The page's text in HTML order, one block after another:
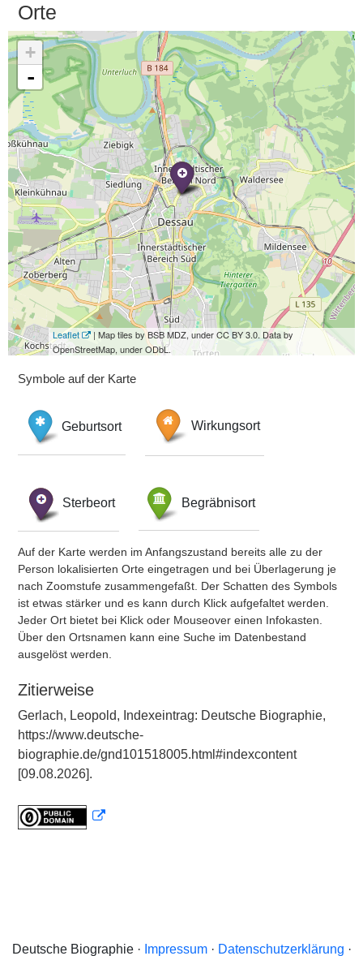
Orte
+
-
Leaflet
| Map tiles by BSB MDZ, under CC BY 3.0. Data by
OpenStreetMap, under ODbL.
Symbole auf der Karte
Geburtsort Wirkungsort
Sterbeort Begräbnisort
Auf der Karte werden im Anfangszustand bereits alle zu der
Person lokalisierten Orte eingetragen und bei Überlagerung je
nach Zoomstufe zusammengefaßt. Der Schatten des Symbols
ist etwas stärker und es kann durch Klick aufgefaltet werden.
Jeder Ort bietet bei Klick oder Mouseover einen Infokasten.
Über den Ortsnamen kann eine Suche im Datenbestand
ausgelöst werden.
Zitierweise
Gerlach, Leopold, Indexeintrag: Deutsche Biographie,
https://www.deutsche-
biographie.de/gnd101518005.html#indexcontent
[09.08.2026].
Deutsche Biographie · Impressum· Datenschutzerklärung ·